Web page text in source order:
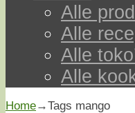
Alle
Alle
Alle
Alle
Home→Tags mango